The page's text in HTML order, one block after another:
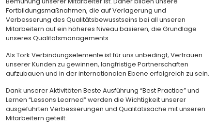
Fortbildungsmaßnahmen, die auf Verlagerung und
Verbesserung des Qualitätsbewusstseins bei all unseren
Mitarbeitern auf ein höheres Niveau basieren, die Grundlage
unseres Qualitätsmanagements.
Als Tork Verbindungselemente ist für uns unbedingt, Vertrauen
unserer Kunden zu gewinnen, langfristige Partnerschaften
aufzubauen und in der internationalen Ebene erfolgreich zu sein.
Dank unserer Aktivitäten Beste Ausführung “Best Practice” und
Lernen “Lessons Learned” werden die Wichtigkeit unserer
ausgeführten Verbesserungen und Qualitätssache mit unseren
Mitarbeitern geteilt.